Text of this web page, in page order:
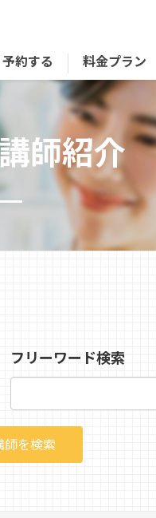
約する 料金プラン
師紹介
フリーワード検索